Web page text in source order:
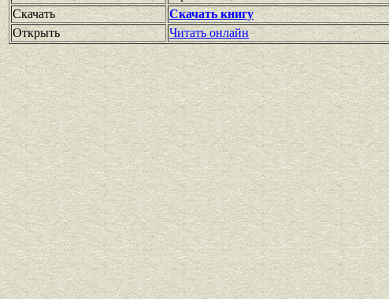
Скачать
Скачать книгу
Открыть
Читать онлайн